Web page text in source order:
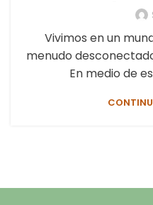
Vivimos en un
menudo
En medio de